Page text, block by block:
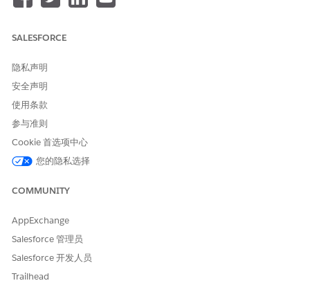
请与我们共享您的想法，以便我们进行改进！
SALESFORCE
隐私声明
安全声明
使用条款
参与准则
Cookie 首选项中心
您的隐私选择
COMMUNITY
AppExchange
Salesforce 管理员
Salesforce 开发人员
Trailhead